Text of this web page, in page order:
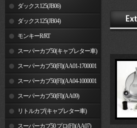
ダックス125(JB06)
ダックス125(JB04)
モンキーR/RT
スーパーカブ50(キャブレター車)
スーパーカブ50(FI)(AA01-1700001
～) スーパーカブ50(FI)(AA04-1000001
～) スーパーカブ50(FI)(AA09)
リトルカブ(キャブレター車)
スーパーカブ50 プロ(FI)(AA07)